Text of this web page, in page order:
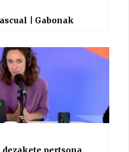
| Gabonak